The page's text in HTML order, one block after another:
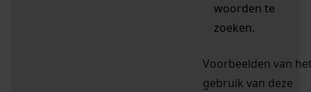
woorden te
zoeken.
Voorbeelden van
gebruik van deze